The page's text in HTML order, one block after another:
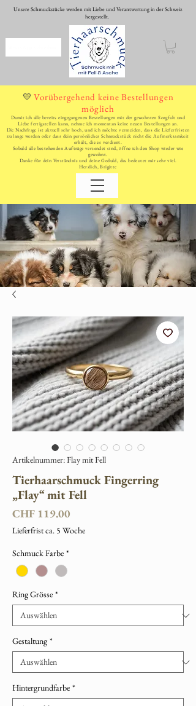
Unsere Schmuckstücke werden mit Liebe und Verantwortung in der Schweiz
hergestellt.
💛 Vorübergehend keine Bestellungen
möglich
Damit ich alle bereits eingegangenen Bestellungen mit der gewohnten Sorgfalt und
Liebe fertigstellen kann, nehme ich momentan keine neuen Bestellungen an.
Die Nachfrage ist aktuell sehr hoch, und ich möchte vermeiden, dass die Lieferfristen
zu lange werden oder dass dein persönliches Schmuckstück nicht die Aufmerksamkeit
erhält, die es verdient.
Sobald alle bestehenden Aufträge versendet sind, öffne ich den Shop wieder wie
gewohnt.
Danke für dein Verständnis und deine Geduld, das bedeutet mir sehr viel.
Herzlich, Brigitte
Artikelnummer: Flay mit Fell
Tierhaarschmuck Fingerring
„Flay“ mit Fell
CHF 119.00
Lieferfrist ca. 5 Woche
Schmuck Farbe *
Ring Grösse *
Gestaltung *
Hintergrundfarbe *